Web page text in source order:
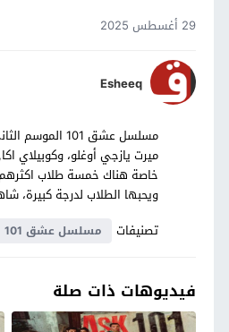
29 أغسطس 2025
Esheeq
ميرت يازجي أوغلو،
خاصة هناك خمسة طلاب
ويحبها الطلاب لدرجة كبيرة، شاهد الحلقة 4 من مسلسل عشق 101 التركي بالترجمة
تصنيفات
مسلسل عشق 101
فيديوهات ذات صلة